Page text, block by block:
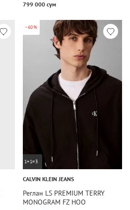
799 000 сум
-60%
1+1=3
CALVIN KLEIN JEANS
Реглан LS PREMIUM TERRY
MONOGRAM FZ HOO